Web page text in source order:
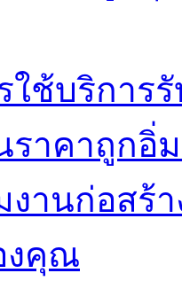
ใช้บริการ
ราคาถูกอิ่
งานก่อสร้
งคุณ